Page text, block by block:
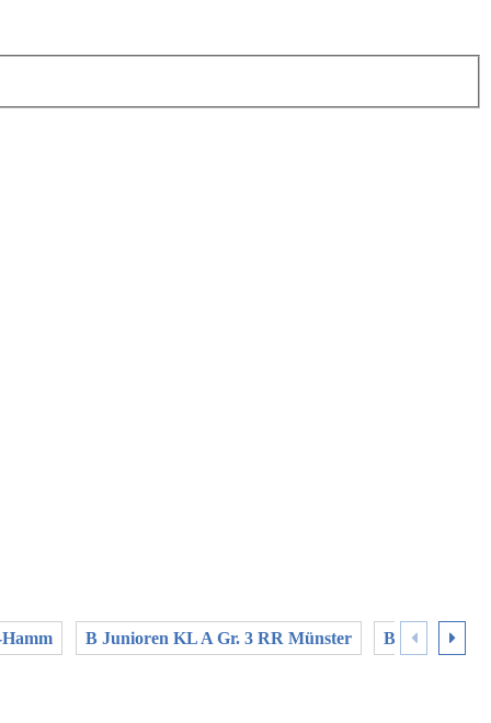
B Junioren KL A Gr. 3 RR Münster B Junioren